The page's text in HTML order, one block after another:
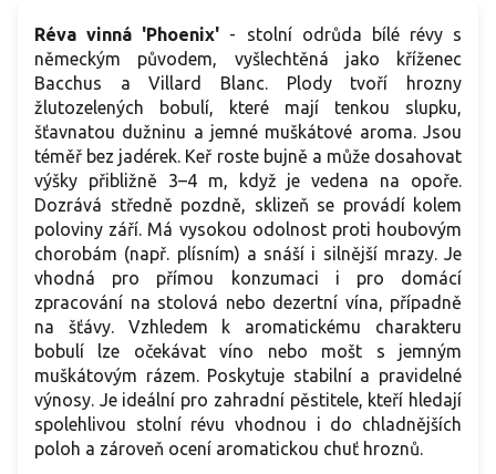
Réva vinná 'Phoenix' - stolní odrůda bílé révy s
německým původem, vyšlechtěná jako kříženec
Bacchus a Villard Blanc. Plody tvoří hrozny
žlutozelených bobulí, které mají tenkou slupku,
šťavnatou dužninu a jemné muškátové aroma. Jsou
téměř bez jadérek. Keř roste bujně a může dosahovat
výšky přibližně 3–4 m, když je vedena na opoře.
Dozrává středně pozdně, sklizeň se provádí kolem
poloviny září. Má vysokou odolnost proti houbovým
chorobám (např. plísním) a snáší i silnější mrazy. Je
vhodná pro přímou konzumaci i pro domácí
zpracování na stolová nebo dezertní vína, případně
na šťávy. Vzhledem k aromatickému charakteru
bobulí lze očekávat víno nebo mošt s jemným
muškátovým rázem. Poskytuje stabilní a pravidelné
výnosy. Je ideální pro zahradní pěstitele, kteří hledají
spolehlivou stolní révu vhodnou i do chladnějších
poloh a zároveň ocení aromatickou chuť hroznů.